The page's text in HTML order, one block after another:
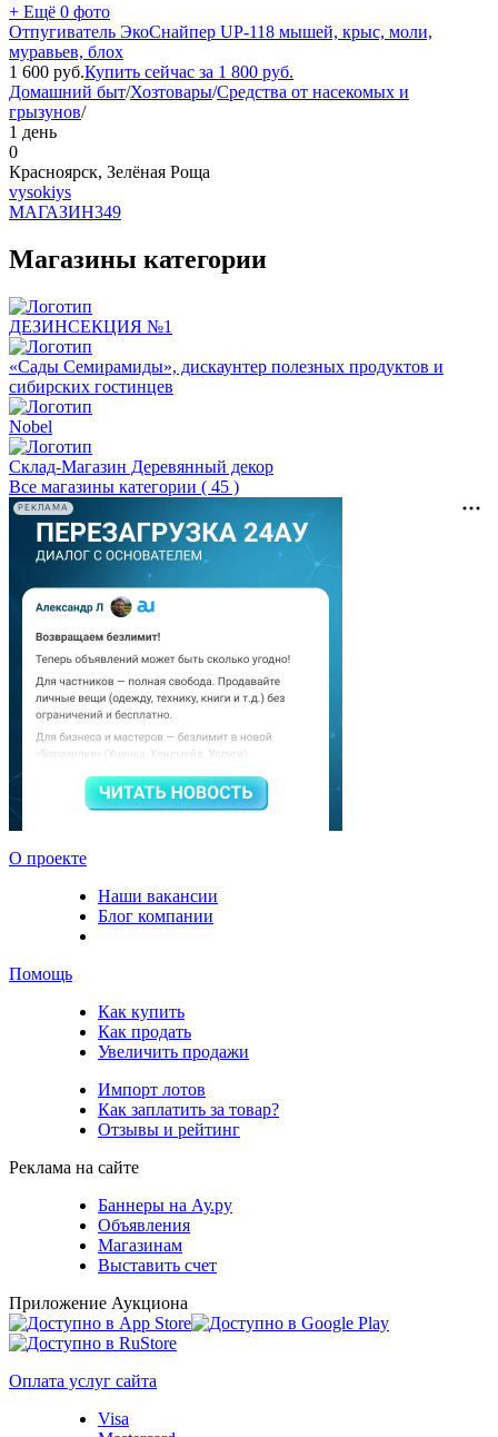
+ Ещё 0 фото
Отпугиватель ЭкоСнайпер UP-118 мышей, крыс, моли,
муравьев, блох
1 600 руб.Купить сейчас за 1 800 руб.
Домашний быт/Хозтовары/Средства от насекомых и
грызунов/
1 день
0
Красноярск, Зелёная Роща
vysokiys
МАГАЗИН349
Магазины категории
ДЕЗИНСЕКЦИЯ №1
«Сады Семирамиды», дискаунтер полезных продуктов и
сибирских гостинцев
Nobel
Склад-Магазин Деревянный декор
Все магазины категории ( 45 )
РЕКЛАМА
О проекте
Наши вакансии
Блог компании
Помощь
Как купить
Как продать
Увеличить продажи
Импорт лотов
Как заплатить за товар?
Отзывы и рейтинг
Реклама на сайте
Баннеры на Ау.ру
Объявления
Магазинам
Выставить счет
Приложение Аукциона
Оплата услуг сайта
Visa